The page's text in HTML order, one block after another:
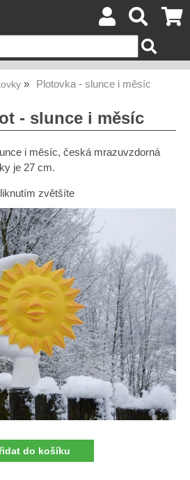
Plotovka - slunce i měsíc
- slunce i měsíc
i měsíc, česká mrazuvzdorná
je 27 cm.
zvětšíte